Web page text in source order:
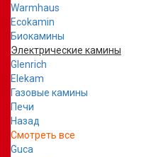
Warmhaus
Ecokamin
Биокамины
Электрические камины
Glenrich
Elekam
Газовые камины
Печи
Назад
Смотреть все
Guca